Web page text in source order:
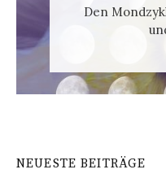
Den
NEUESTE BEITRÄGE